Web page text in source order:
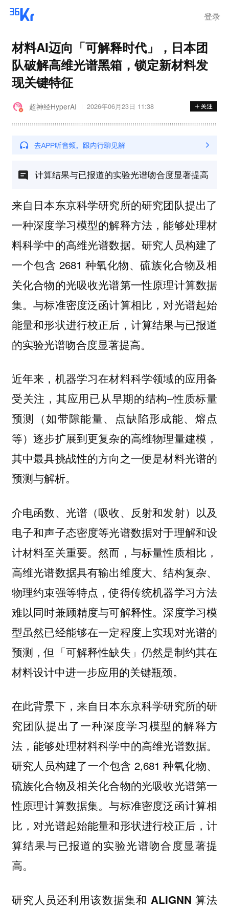
登录
材料AI迈向「可解释时代」，日本团
队破解高维光谱黑箱，锁定新材料发
现关键特征
超神经HyperAI 2026年06月23日 11:38
计算结果与已报道的实验光谱吻合度显著提高
来自日本东京科学研究所的研究团队提出了
一种深度学习模型的解释方法，能够处理材
料科学中的高维光谱数据。研究人员构建了
一个包含 2681 种氧化物、硫族化合物及相
关化合物的光吸收光谱第一性原理计算数据
集。与标准密度泛函计算相比，对光谱起始
能量和形状进行校正后，计算结果与已报道
的实验光谱吻合度显著提高。
近年来，机器学习在材料科学领域的应用备
受关注，其应用已从早期的结构–性质标量
预测（如带隙能量、点缺陷形成能、熔点
等）逐步扩展到更复杂的高维物理量建模，
其中最具挑战性的方向之一便是材料光谱的
预测与解析。
介电函数、光谱（吸收、反射和发射）以及
电子和声子态密度等光谱数据对于理解和设
计材料至关重要。然而，与标量性质相比，
高维光谱数据具有输出维度大、结构复杂、
物理约束强等特点，使得传统机器学习方法
难以同时兼顾精度与可解释性。深度学习模
型虽然已经能够在一定程度上实现对光谱的
预测，但「可解释性缺失」仍然是制约其在
材料设计中进一步应用的关键瓶颈。
在此背景下， 来自日本东京科学研究所的研
究团队提出了一种深度学习模型的解释方
法，能够处理材料科学中的高维光谱数据。
研究人员构建了一个包含 2,681 种氧化物、
硫族化合物及相关化合物的光吸收光谱第一
性原理计算数据集。与标准密度泛函计算相
比，对光谱起始能量和形状进行校正后，计
算结果与已报道的实验光谱吻合度显著提
高。
研究人员还利用该数据集和 ALIGNN 算法